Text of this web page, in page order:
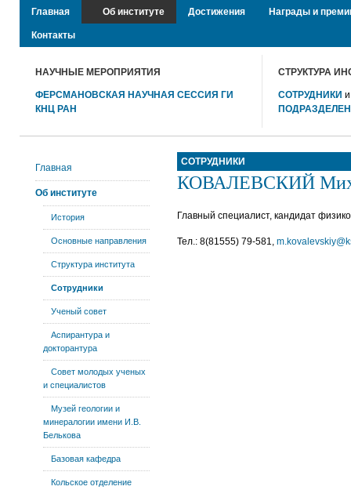
Главная Об институте Достижения Награды и
Контакты
НАУЧНЫЕ МЕРОПРИЯТИЯ
ФЕРСМАНОВСКАЯ НАУЧНАЯ СЕССИЯ ГИ
КНЦ РАН
СТРУКТУРА
СОТРУДНИКИ
СОТРУДНИКИ
КОВАЛЕВСКИЙ
Главный специалист, кандидат
Тел.: 8(81555) 79-581,
Главная
Об институте
История
Основные направления
Структура института
Сотрудники
Ученый совет
Аспирантура и
докторантура
Совет молодых ученых
и специалистов
Музей геологии и
минералогии имени И.В.
Белькова
Базовая кафедра
Кольское отделение